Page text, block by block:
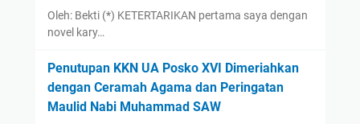
Oleh: Bekti (*) KETERTARIKAN pertama saya dengan
novel kary…
Penutupan KKN UA Posko XVI Dimeriahkan
dengan Ceramah Agama dan Peringatan
Maulid Nabi Muhammad SAW